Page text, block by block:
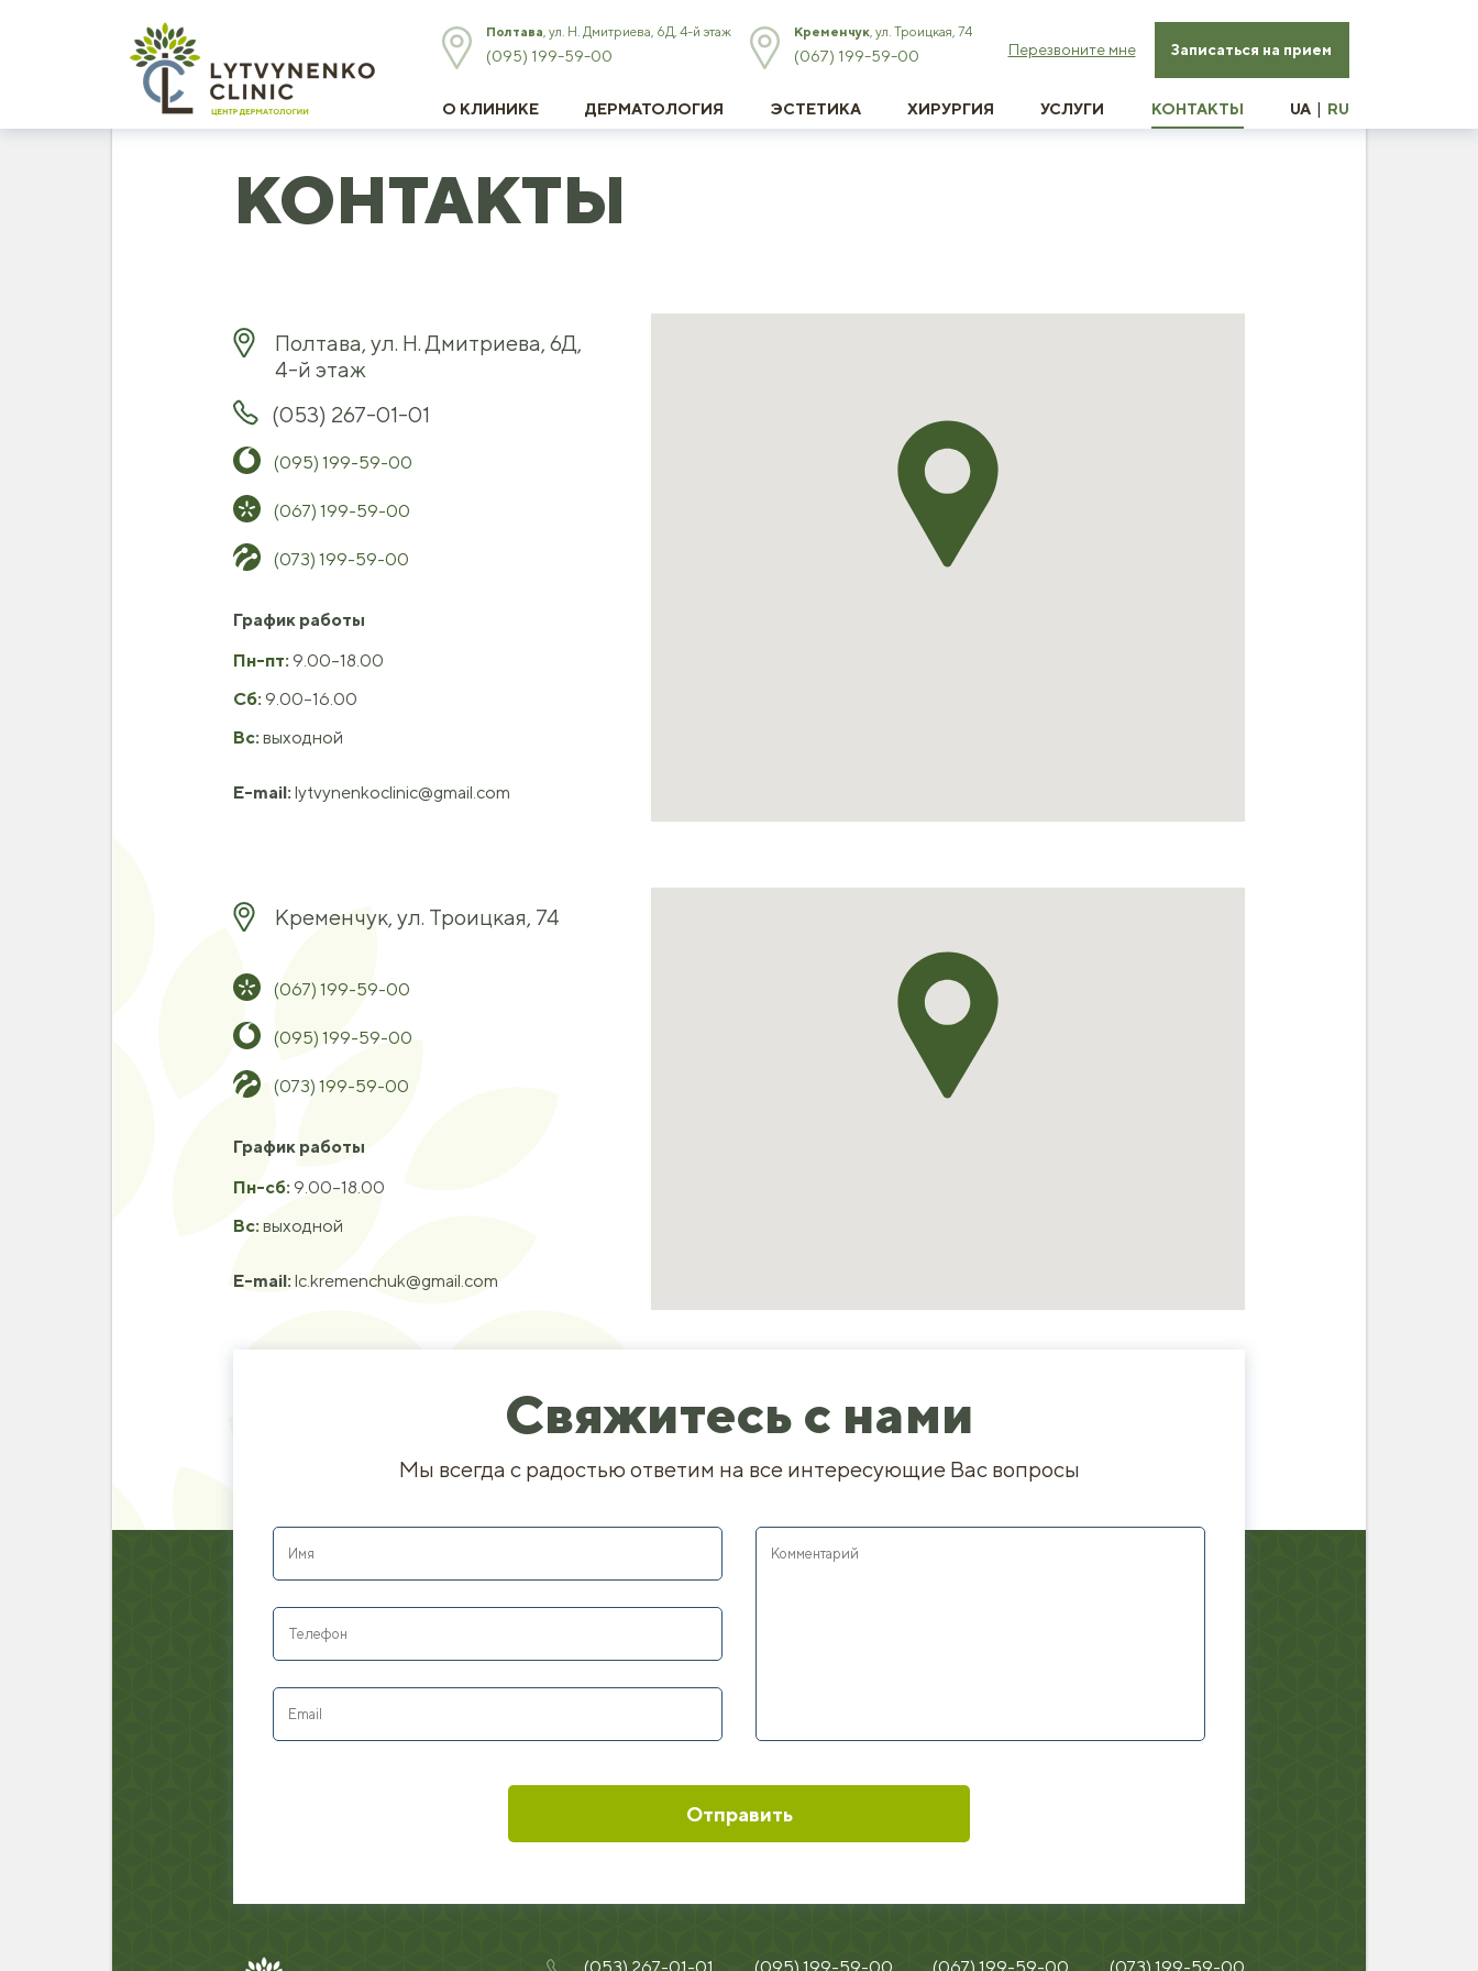
Полтава, ул. Н. Дмитриева, 6Д, 4-й этаж
(095) 199-59-00
Кременчук, ул. Троицкая, 74
(067) 199-59-00 Перезвоните мне Записаться на прием
О КЛИНИКЕ ДЕРМАТОЛОГИЯ ЭСТЕТИКА ХИРУРГИЯ УСЛУГИ КОНТАКТЫ UA | RU
КОНТАКТЫ
Полтава, ул. Н. Дмитриева, 6Д,
4-й этаж
(053) 267-01-01
(095) 199-59-00
(067) 199-59-00
(073) 199-59-00
График работы
Пн-пт: 9.00–18.00
Сб: 9.00–16.00
Вс: выходной
Е-mail: lytvynenkoclinic@gmail.com
Кременчук, ул. Троицкая, 74
(067) 199-59-00
(095) 199-59-00
(073) 199-59-00
График работы
Пн-сб: 9.00–18.00
Вс:выходной
Е-mail: lc.kremenchuk@gmail.com
Свяжитесь с нами
Мы всегда с радостью ответим на все интересующие Вас вопросы
Отправить